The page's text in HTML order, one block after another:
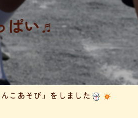
ぱい♬
こあそび」をしました